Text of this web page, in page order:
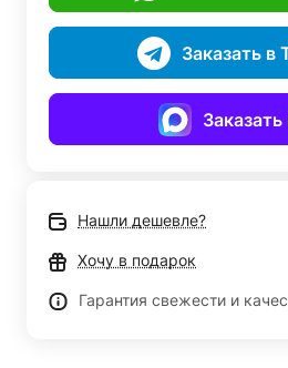
Заказать в
Нашли дешевле?
Хочу в подарок
Гарантия свежести и